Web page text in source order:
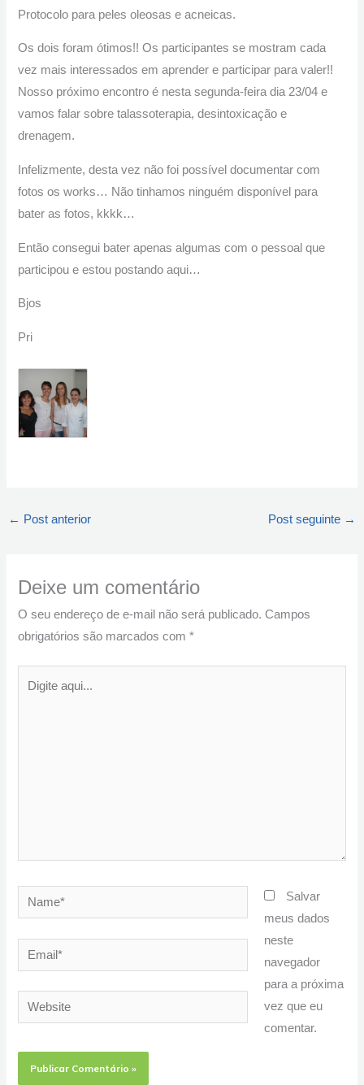
Protocolo para peles oleosas e acneicas.
Os dois foram ótimos!! Os participantes se mostram cada
vez mais interessados em aprender e participar para valer!!
Nosso próximo encontro é nesta segunda-feira dia 23/04 e
vamos falar sobre talassoterapia, desintoxicação e
drenagem.
Infelizmente, desta vez não foi possível documentar com
fotos os works… Não tinhamos ninguém disponível para
bater as fotos, kkkk…
Então consegui bater apenas algumas com o pessoal que
participou e estou postando aqui…
Bjos
Pri
← Post anterior Post seguinte →
Deixe um comentário
O seu endereço de e-mail não será publicado. Campos
obrigatórios são marcados com*
Name*
Email*
Website
Salvar
meus dados
neste
navegador
para a próxima
vez que eu
comentar.